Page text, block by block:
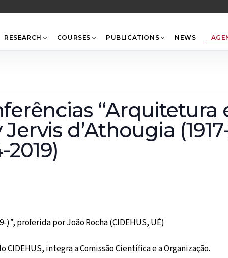
RESEARCH COURSES PUBLICATIONS NEWS
d’Athougia
)”, proferida por João Rocha (CIDEHUS, UÉ)
integra a Comissão Científica e a Organização.
Top